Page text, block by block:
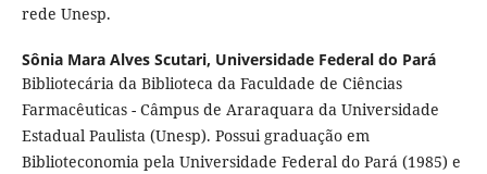
rede Unesp.
Sônia Mara Alves Scutari, Universidade Federal do Pará
Bibliotecária da Biblioteca da Faculdade de Ciências
Farmacêuticas - Câmpus de Araraquara da Universidade
Estadual Paulista (Unesp). Possui graduação em
Biblioteconomia pela Universidade Federal do Pará (1985) e